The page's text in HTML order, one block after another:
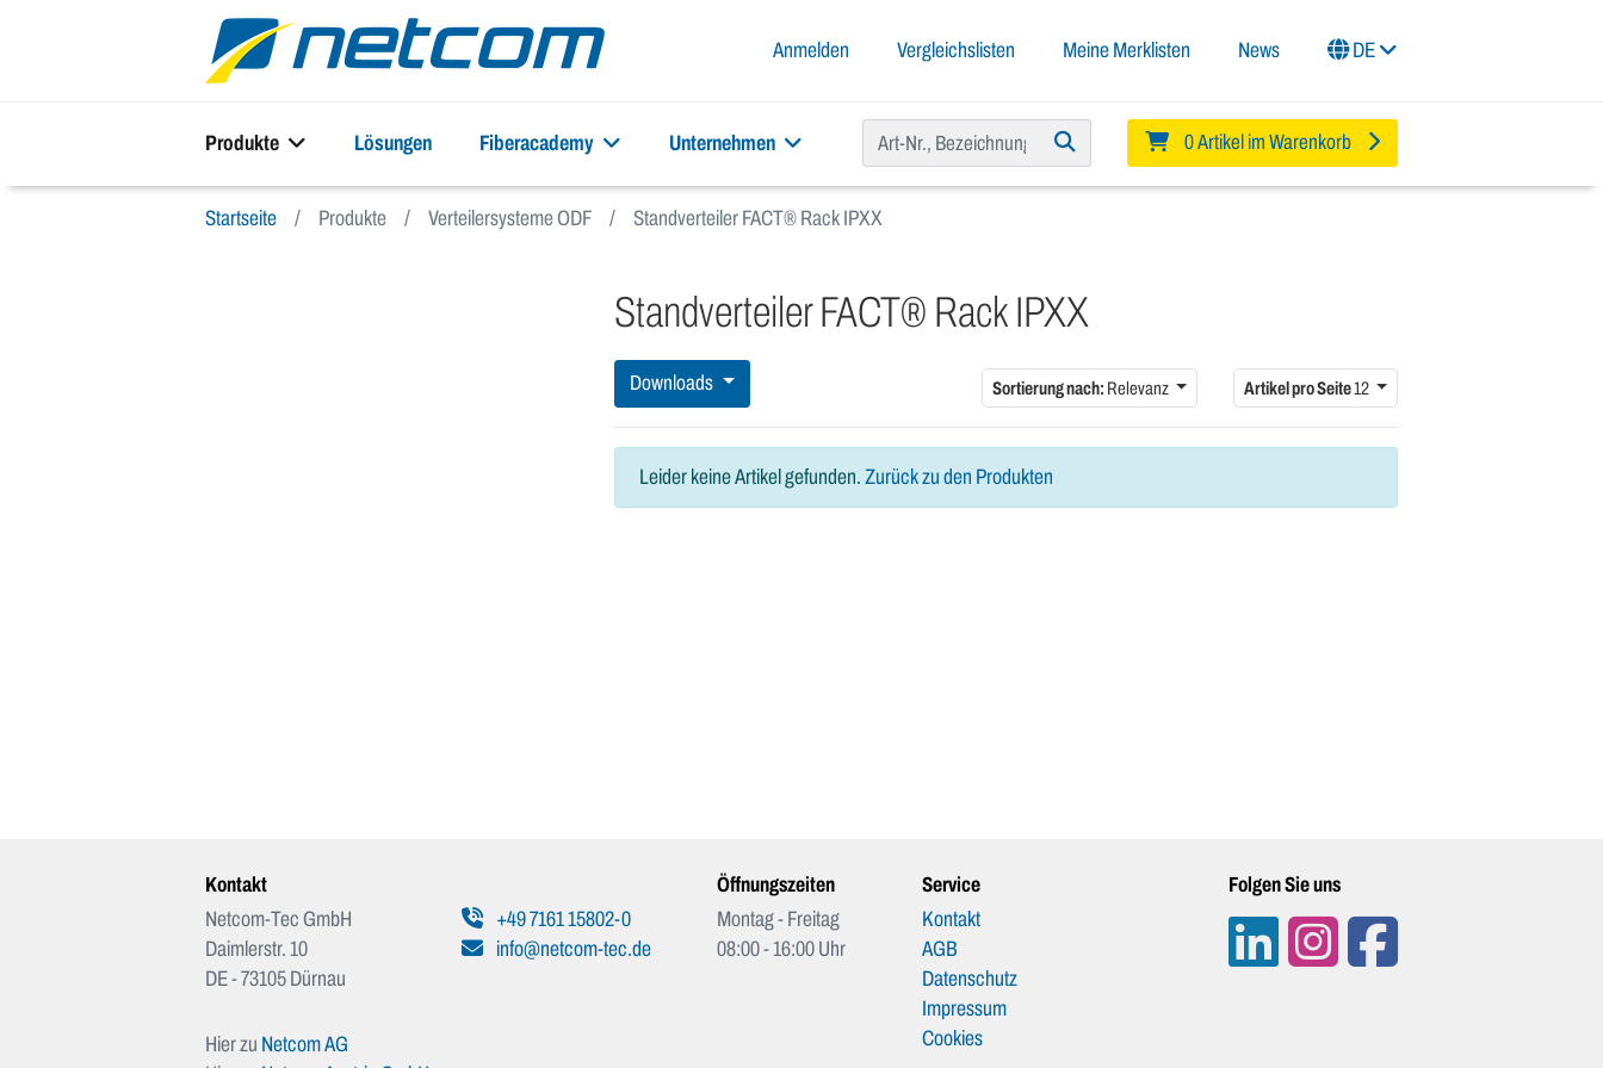
Anmelden Vergleichslisten Meine Merklisten News DE
Produkte Lösungen Fiberacademy Unternehmen 0 Artikel im Warenkorb
Startseite Produkte Verteilersysteme ODF Standverteiler FACT® Rack IPXX
Standverteiler FACT® Rack IPXX
Downloads Sortierung nach: Relevanz Artikel pro Seite12
Leider keine Artikel gefunden.Zurück zu den Produkten
Kontakt
Netcom-Tec GmbH
Daimlerstr. 10
DE - 73105 Dürnau
+49 7161 15802-0
info@netcom-tec.de
Hier zu Netcom AG
Öffnungszeiten
Montag - Freitag
08:00 - 16:00 Uhr
Service
Kontakt
AGB
Datenschutz
Impressum
Cookies
Folgen Sie uns